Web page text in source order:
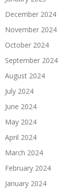
December 2024
November 2024
October 2024
September 2024
August 2024
July 2024
June 2024
May 2024
April 2024
March 2024
February 2024
January 2024